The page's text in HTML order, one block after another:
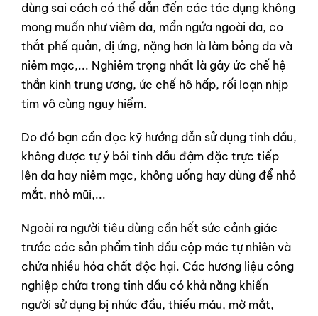
dùng sai cách có thể dẫn đến các tác dụng không
mong muốn như viêm da, mẩn ngứa ngoài da, co
thắt phế quản, dị ứng, nặng hơn là làm bỏng da và
niêm mạc,... Nghiêm trọng nhất là gây ức chế hệ
thần kinh trung ương, ức chế hô hấp, rối loạn nhịp
tim vô cùng nguy hiểm.
Do đó bạn cần đọc kỹ hướng dẫn sử dụng tinh dầu,
không được tự ý bôi tinh dầu đậm đặc trực tiếp
lên da hay niêm mạc, không uống hay dùng để nhỏ
mắt, nhỏ mũi,...
Ngoài ra người tiêu dùng cần hết sức cảnh giác
trước các sản phẩm tinh dầu cộp mác tự nhiên và
chứa nhiều hóa chất độc hại. Các hương liệu công
nghiệp chứa trong tinh dầu có khả năng khiến
người sử dụng bị nhức đầu, thiếu máu, mờ mắt,